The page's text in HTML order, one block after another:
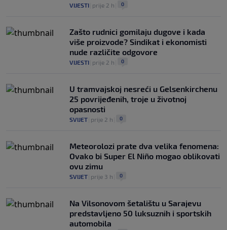
VIJESTI prije 2 h 0
Zašto rudnici gomilaju dugove i kada
više proizvode? Sindikat i ekonomisti
nude različite odgovore
VIJESTI prije 2 h 0
U tramvajskoj nesreći u Gelsenkirchenu
25 povrijeđenih, troje u životnoj
opasnosti
SVIJET prije 2 h 0
Meteorolozi prate dva velika fenomena:
Ovako bi Super El Niño mogao oblikovati
ovu zimu
SVIJET prije 3 h 0
Na Vilsonovom šetalištu u Sarajevu
predstavljeno 50 luksuznih i sportskih
automobila